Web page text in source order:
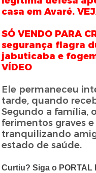
casa em Avaré.
SÓ VENDO PARA
segurança flagra
jabuticaba e
VÍDEO
Ele permaneceu
tarde, quando
Segundo a família,
ferimentos graves
tranquilizando
estado de saúde.
Curtiu? Siga o PORTAL